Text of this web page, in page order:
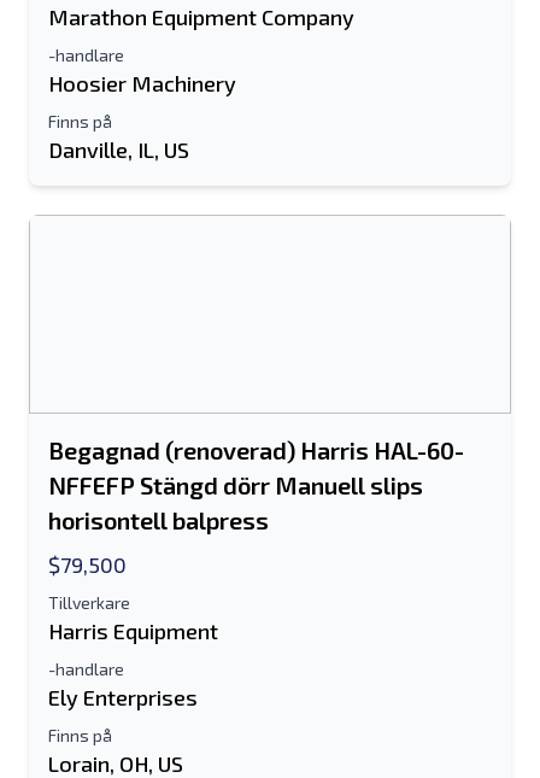
Marathon Equipment Company
-handlare
Hoosier Machinery
Finns på
Danville, IL, US
Begagnad (renoverad) Harris HAL-60-
NFFEFP Stängd dörr Manuell slips
horisontell balpress
$79,500
Tillverkare
Harris Equipment
-handlare
Ely Enterprises
Finns på
Lorain, OH, US
Skicka till en vän
Antingen e-postadress eller fält för
mobilnummer krävs